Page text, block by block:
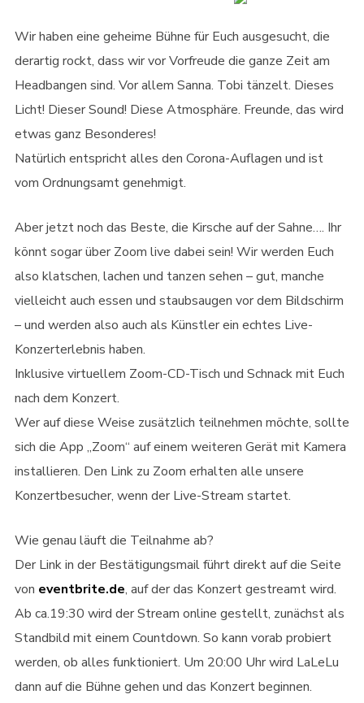
Wir haben eine geheime Bühne für Euch ausgesucht, die
derartig rockt, dass wir vor Vorfreude die ganze Zeit am
Headbangen sind. Vor allem Sanna. Tobi tänzelt. Dieses
Licht! Dieser Sound! Diese Atmosphäre. Freunde, das wird
etwas ganz Besonderes!
Natürlich entspricht alles den Corona-Auflagen und ist
vom Ordnungsamt genehmigt.
Aber jetzt noch das Beste, die Kirsche auf der Sahne…. Ihr
könnt sogar über Zoom live dabei sein! Wir werden Euch
also klatschen, lachen und tanzen sehen – gut, manche
vielleicht auch essen und staubsaugen vor dem Bildschirm
– und werden also auch als Künstler ein echtes Live-
Konzerterlebnis haben.
Inklusive virtuellem Zoom-CD-Tisch und Schnack mit Euch
nach dem Konzert.
Wer auf diese Weise zusätzlich teilnehmen möchte, sollte
sich die App „Zoom“ auf einem weiteren Gerät mit Kamera
installieren. Den Link zu Zoom erhalten alle unsere
Konzertbesucher, wenn der Live-Stream startet.
Wie genau läuft die Teilnahme ab?
Der Link in der Bestätigungsmail führt direkt auf die Seite
von eventbrite.de, auf der das Konzert gestreamt wird.
Ab ca.19:30 wird der Stream online gestellt, zunächst als
Standbild mit einem Countdown. So kann vorab probiert
werden, ob alles funktioniert. Um 20:00 Uhr wird LaLeLu
dann auf die Bühne gehen und das Konzert beginnen.